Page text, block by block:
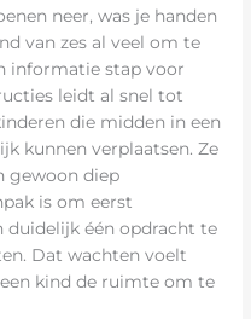
neer, was je handen
van zes al veel om te
informatie stap voor
leidt al snel tot
die midden in een
kunnen verplaatsen. Ze
gewoon diep
is om eerst
één opdracht te
Dat wachten voelt
kind de ruimte om te